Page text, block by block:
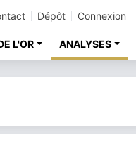
Dépôt Connexion
L'OR ANALYSES